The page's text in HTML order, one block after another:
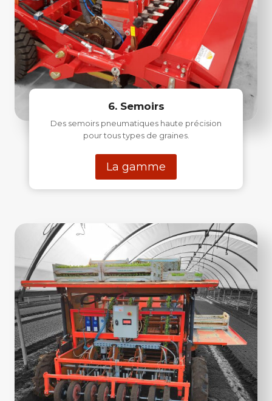
6. Semoirs
Des semoirs pneumatiques haute précision
pour tous types de graines.
La gamme